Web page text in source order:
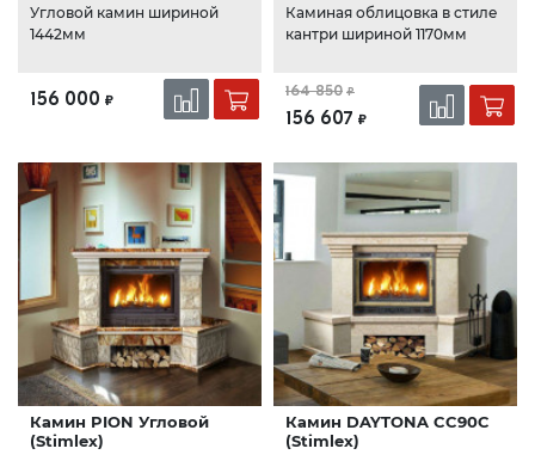
Угловой камин шириной
1442мм
156 000 ₽
Каминая облицовка в стиле
кантри шириной 1170мм
164 850 ₽
156 607 ₽
Камин PION Угловой
(Stimlex)
Камин DAYTONA CC90C
(Stimlex)